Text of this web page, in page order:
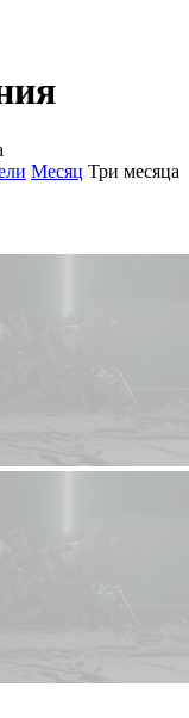
Месяц Три месяца